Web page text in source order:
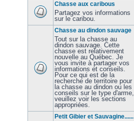
Chasse aux caribous
Partagez vos informations
sur le caribou.
Chasse au dindon sauvage
Tout sur la chasse au
dindon sauvage. Cette
chasse est relativement
nouvelle au Québec. Je
vous invite à partager vos
informations et conseils.
Pour ce qui est de la
recherche de territoire pour
la chasse au dindon ou les
conseils sur le type d'arme,
veuillez voir les sections
appropriées.
Petit Gibier et Sauvagine......